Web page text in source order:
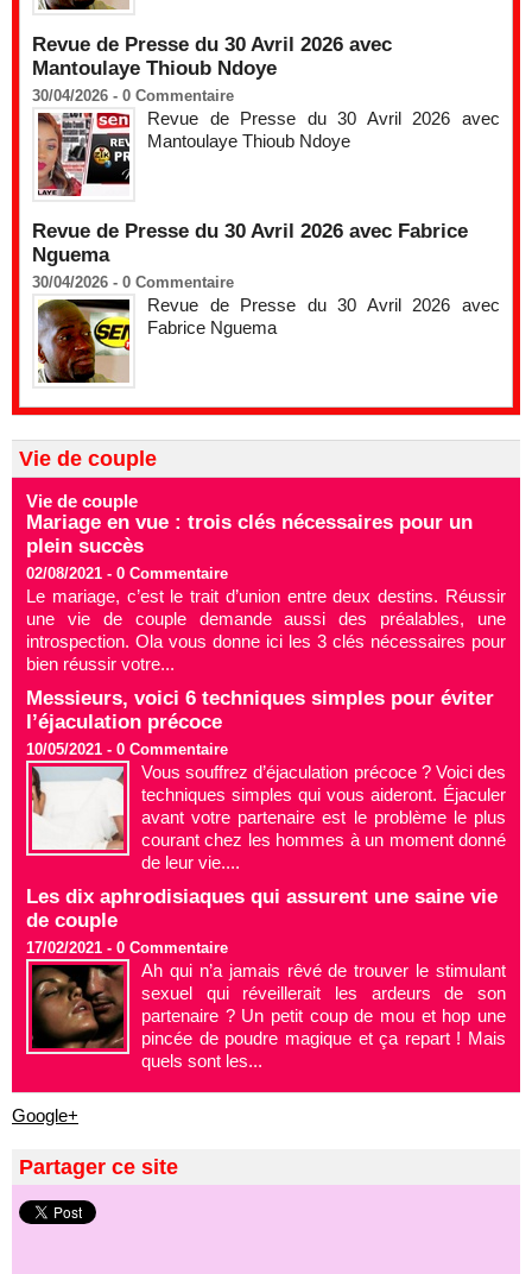
Revue de Presse du 30 Avril 2026 avec
Mantoulaye Thioub Ndoye
30/04/2026 - 0 Commentaire
Revue de Presse du 30 Avril 2026 avec
Mantoulaye Thioub Ndoye
Revue de Presse du 30 Avril 2026 avec Fabrice
Nguema
30/04/2026 - 0 Commentaire
Revue de Presse du 30 Avril 2026 avec
Fabrice Nguema
Vie de couple
Vie de couple
Mariage en vue : trois clés nécessaires pour un
plein succès
02/08/2021 - 0 Commentaire
Le mariage, c’est le trait d’union entre deux destins. Réussir
une vie de couple demande aussi des préalables, une
introspection. Ola vous donne ici les 3 clés nécessaires pour
bien réussir votre...
Messieurs, voici 6 techniques simples pour éviter
l’éjaculation précoce
10/05/2021 - 0 Commentaire
Vous souffrez d’éjaculation précoce ? Voici des
techniques simples qui vous aideront. Éjaculer
avant votre partenaire est le problème le plus
courant chez les hommes à un moment donné
de leur vie....
Les dix aphrodisiaques qui assurent une saine vie
de couple
17/02/2021 - 0 Commentaire
Ah qui n’a jamais rêvé de trouver le stimulant
sexuel qui réveillerait les ardeurs de son
partenaire ? Un petit coup de mou et hop une
pincée de poudre magique et ça repart ! Mais
quels sont les...
Google+
Partager ce site